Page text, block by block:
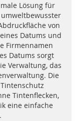
Lösung für
von
Datums und
Firmennamen
Datums sorgt
Verwaltung, das
Die
Tintenflecken,
eine einfache